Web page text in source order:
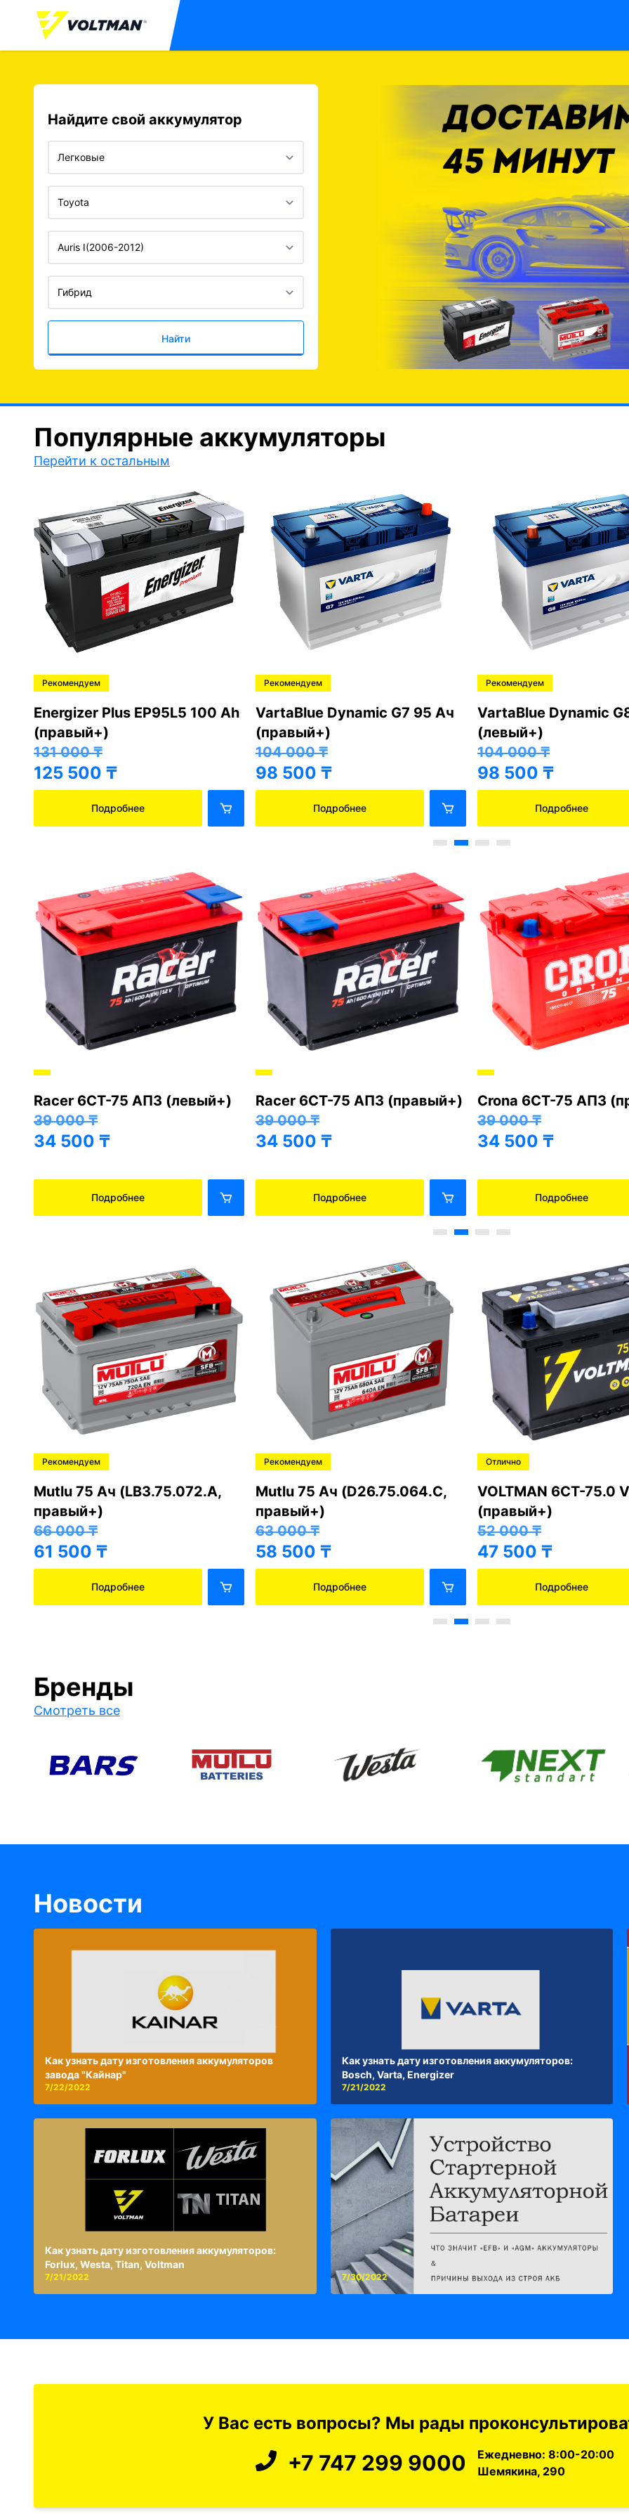
Найдите свой аккумулятор
Найти
Популярные аккумуляторы
Перейти к остальным
Рекомендуем
Energizer Plus EP95L5 100 Ah
(правый+)
131 000₸
125 500 ₸
Подробнее
Рекомендуем
VartaBlue Dynamic G7 95 Ач
(правый+)
104 000₸
98 500 ₸
Подробнее
Рекомендуем
VartaBlue Dynamic
(левый+)
104 000₸
98 500 ₸
Подробнее
Racer 6СТ-75 АПЗ (левый+)
39 000₸
34 500 ₸
Подробнее
Racer 6СТ-75 АПЗ (правый+)
39 000₸
34 500 ₸
Подробнее
Crona 6СТ-75 АПЗ
39 000₸
34 500 ₸
Подробнее
Рекомендуем
Mutlu 75 Ач (LB3.75.072.A,
правый+)
66 000₸
61 500 ₸
Подробнее
Рекомендуем
Mutlu 75 Ач (D26.75.064.C,
правый+)
63 000₸
58 500 ₸
Подробнее
Отлично
VOLTMAN 6CT-75.0
(правый+)
52 000₸
47 500 ₸
Подробнее
Бренды
Смотреть все
Новости
Как узнать дату изготовления аккумуляторов
завода "Кайнар"
7/22/2022
Как узнать дату изготовления аккумуляторов:
Bosch, Varta, Energizer
7/21/2022
Как узнать дату изготовления аккумуляторов:
Forlux, Westa, Titan, Voltman
7/21/2022 7/30/2022
У Вас есть вопросы? Мы рады
+7 747 299 9000
Ежедневно: 8:00-20:00
Шемякина, 290